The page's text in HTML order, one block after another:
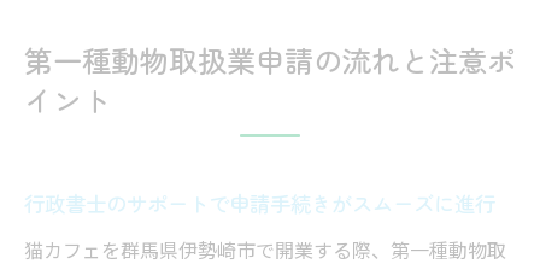
第一種動物取扱業申請の流れと注意ポ
イント
行政書士のサポートで申請手続きがスムーズに進行
猫カフェを群馬県伊勢崎市で開業する際、第一種動物取